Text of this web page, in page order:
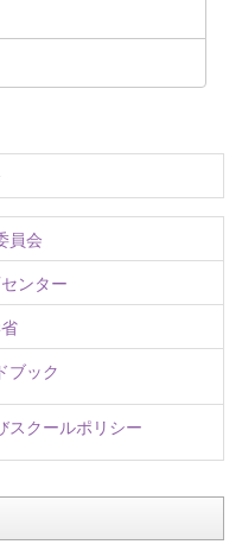
員会
ンター
ブック
スクールポリシー